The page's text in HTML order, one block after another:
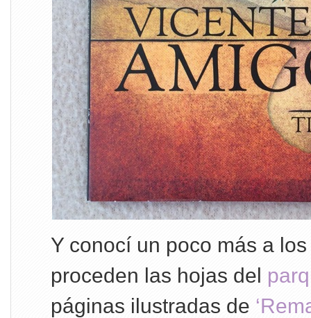
Y conocí un poco más a
proceden las hojas del
páginas ilustradas de